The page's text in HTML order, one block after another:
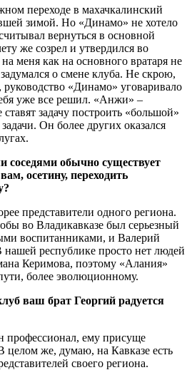
переходе в махачкалинский
зимой. Но «Динамо» не хотело
вернуться в основной
же созрел и утвердился во
меня как на основного вратаря не
о смене клуба. Не скрою,
руководство «Динамо» уговаривало
уже все решил. «Анжи» –
задачу построить «большой»
Он более других оказался
соседями обычно существует
осетину, переходить
представители одного региона.
во Владикавказе был серьезный
воспитанниками, и Валерий
нашей республике просто нет людей
Керимова, поэтому «Алания»
более эволюционному.
ваш брат Георгий радуется
профессионал, ему присуще
целом же, думаю, на Кавказе есть
своего региона.